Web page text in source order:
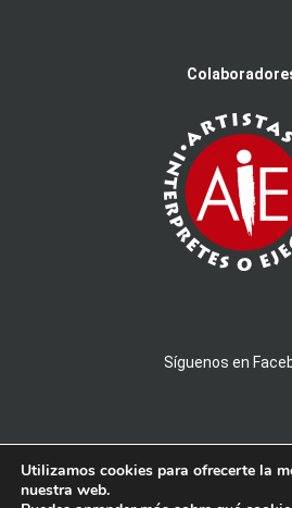
Síguenos en
Utilizamos cookies para ofrecerte la
nuestra web.